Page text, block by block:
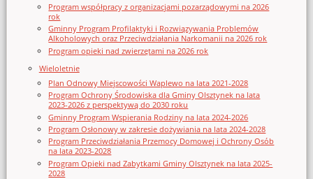
Program współpracy z organizacjami pozarządowymi na 2026
rok
Gminny Program Profilaktyki i Rozwiązywania Problemów
Alkoholowych oraz Przeciwdziałania Narkomanii na 2026 rok
Program opieki nad zwierzętami na 2026 rok
Wieloletnie
Plan Odnowy Miejscowości Waplewo na lata 2021-2028
Program Ochrony Środowiska dla Gminy Olsztynek na lata
2023-2026 z perspektywą do 2030 roku
Gminny Program Wspierania Rodziny na lata 2024-2026
Program Osłonowy w zakresie dożywiania na lata 2024-2028
Program Przeciwdziałania Przemocy Domowej i Ochrony Osób
na lata 2023-2028
Program Opieki nad Zabytkami Gminy Olsztynek na lata 2025-
2028